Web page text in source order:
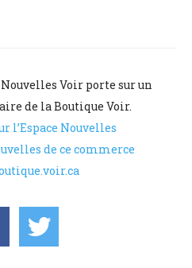
Voir porte sur un
de la Boutique Voir.
l’Espace Nouvelles
de ce commerce